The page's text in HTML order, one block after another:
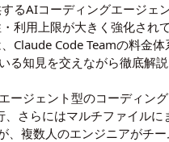
るAIコーディングエージ
利用上限が大きく強化さ
Claude Code Teamの料金
知見を交えながら徹底解説
ージェント型のコーディン
さらにはマルチファイル
複数人のエンジニアがチ